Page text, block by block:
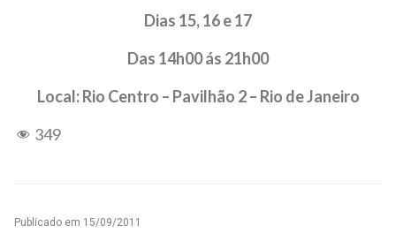
Dias 15, 16 e 17
Das 14h00 ás 21h00
Local: Rio Centro – Pavilhão 2 – Rio de Janeiro
349
Publicado em 15/09/2011